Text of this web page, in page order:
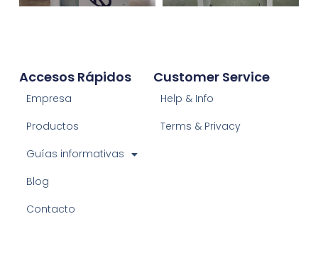
Customer Service
Help & Info
Terms & Privacy
Accesos Rápidos
Empresa
Productos
Guías informativas
Blog
Contacto